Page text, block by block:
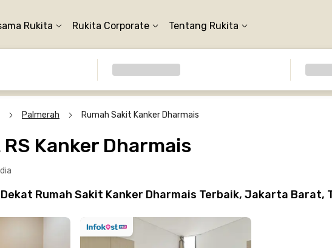
Rukita Rukita Corporate Tentang Rukita
Palmerah Rumah Sakit Kanker Dharmais
Kanker Dharmais
Rumah Sakit Kanker Dharmais Terbaik, Jakarta Barat,